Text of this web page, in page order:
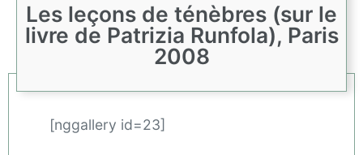
Les leçons de ténèbres (sur le
livre de Patrizia Runfola), Paris
2008
[nggallery id=23]